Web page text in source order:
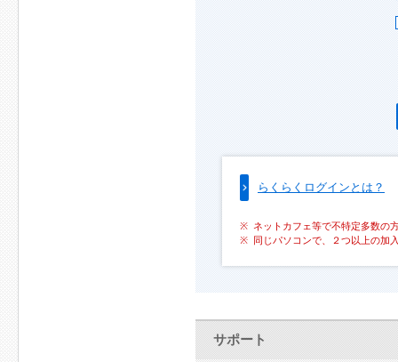
らくらくログインとは？
ネットカフェ等で不特定多数の
同じパソコンで、２つ以上の加
サポート